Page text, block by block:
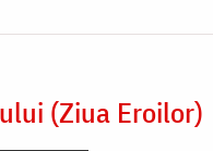
(Ziua Eroilor)